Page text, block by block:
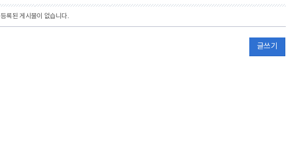
등록된 게시물이 없습니다.
글쓰기